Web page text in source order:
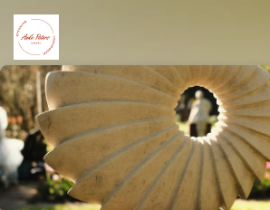
Skip header